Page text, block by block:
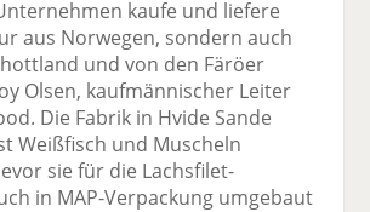
kaufe und liefere
aus Norwegen, sondern auch
und von den Färöer
Olsen, kaufmännischer Leiter
Die Fabrik in Hvide Sande
Weißfisch und Muscheln
sie für die Lachsfilet-
in MAP-Verpackung umgebaut